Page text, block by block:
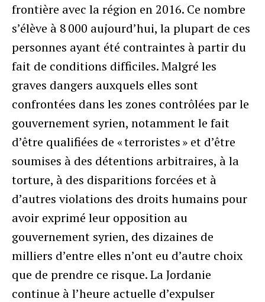
frontière avec la région en 2016. Ce nombre
s’élève à 8 000 aujourd’hui, la plupart de ces
personnes ayant été contraintes à partir du
fait de conditions difficiles. Malgré les
graves dangers auxquels elles sont
confrontées dans les zones contrôlées par le
gouvernement syrien, notamment le fait
d’être qualifiées de « terroristes » et d’être
soumises à des détentions arbitraires, à la
torture, à des disparitions forcées et à
d’autres violations des droits humains pour
avoir exprimé leur opposition au
gouvernement syrien, des dizaines de
milliers d’entre elles n’ont eu d’autre choix
que de prendre ce risque. La Jordanie
continue à l’heure actuelle d’expulser